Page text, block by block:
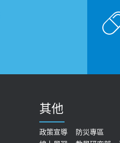
其他
政策宣導
防災專區